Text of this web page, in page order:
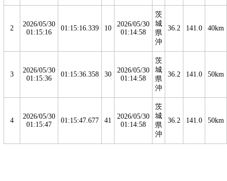
2
2026/05/30
01:15:16
01:15:16.339 10
2026/05/30
01:14:58
茨
城
県
沖
36.2 141.0 40km
3
2026/05/30
01:15:36
01:15:36.358 30
2026/05/30
01:14:58
茨
城
県
沖
36.2 141.0 50km
4
2026/05/30
01:15:47
01:15:47.677 41
2026/05/30
01:14:58
茨
城
県
沖
36.2 141.0 50km